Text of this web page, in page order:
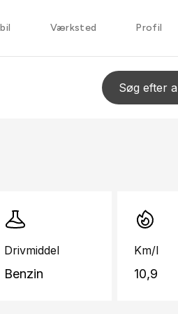
Værksted Profil
Søg efter
Drivmiddel
Benzin
Km/l
10,9